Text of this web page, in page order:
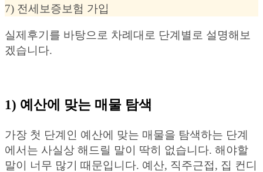
7) 전세보증보험 가입
실제후기를 바탕으로 차례대로 단계별로 설명해보
겠습니다.
1) 예산에 맞는 매물 탐색
가장 첫 단계인 예산에 맞는 매물을 탐색하는 단계
에서는 사실상 해드릴 말이 딱히 없습니다. 해야할
말이 너무 많기 때문입니다. 예산, 직주근접, 집 컨디